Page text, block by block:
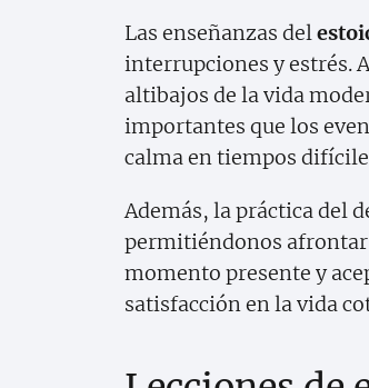
Las enseñanzas del
interrupciones y estrés.
altibajos de la vida
importantes que los
calma en tiempos
Además, la práctica del
permitiéndonos afrontar
momento presente y
satisfacción en la vida